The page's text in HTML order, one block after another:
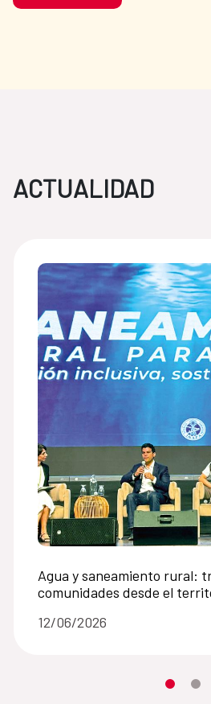
ACTUALIDAD
Agua y saneamiento rural:
comunidades desde el
12/06/2026